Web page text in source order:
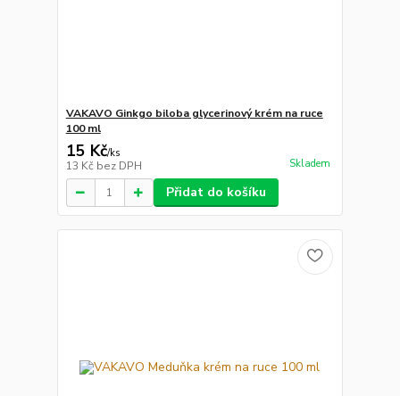
VAKAVO Ginkgo biloba glycerinový krém na ruce
100 ml
15 Kč/ks
13 Kč bez DPH Skladem
Přidat do košíku